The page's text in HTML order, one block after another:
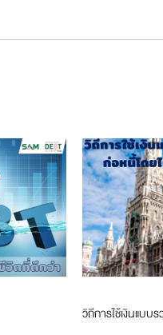
วิถีการใช้เงินแบบ